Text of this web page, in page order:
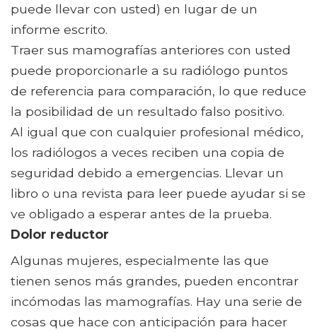
puede llevar con usted) en lugar de un
informe escrito.
Traer sus mamografías anteriores con usted
puede proporcionarle a su radiólogo puntos
de referencia para comparación, lo que reduce
la posibilidad de un resultado falso positivo.
Al igual que con cualquier profesional médico,
los radiólogos a veces reciben una copia de
seguridad debido a emergencias. Llevar un
libro o una revista para leer puede ayudar si se
ve obligado a esperar antes de la prueba.
Dolor reductor
Algunas mujeres, especialmente las que
tienen senos más grandes, pueden encontrar
incómodas las mamografías. Hay una serie de
cosas que hace con anticipación para hacer